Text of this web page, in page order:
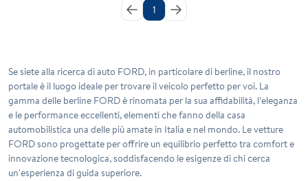
1
Se siete alla ricerca di auto FORD, in particolare di berline, il nostro
portale è il luogo ideale per trovare il veicolo perfetto per voi. La
gamma delle berline FORD è rinomata per la sua affidabilità, l’eleganza
e le performance eccellenti, elementi che fanno della casa
automobilistica una delle più amate in Italia e nel mondo. Le vetture
FORD sono progettate per offrire un equilibrio perfetto tra comfort e
innovazione tecnologica, soddisfacendo le esigenze di chi cerca
un'esperienza di guida superiore.